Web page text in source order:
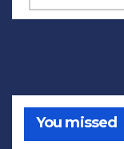
You missed